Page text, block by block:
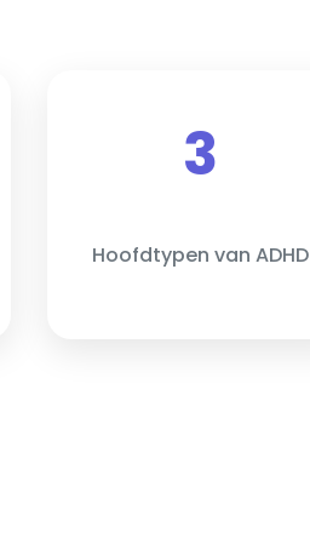
3
Hoofdtypen van ADHD